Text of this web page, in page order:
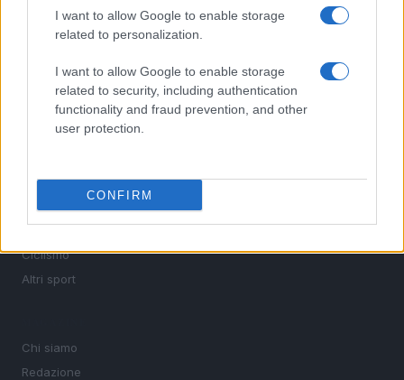
I want to allow Google to enable storage
related to personalization.
I want to allow Google to enable storage
related to security, including authentication
functionality and fraud prevention, and other
user protection.
CONFIRM
MotoGP e Olimpiadi. Le ultime news dalle competizioni
nazionali e internazionali, gli highlight delle partite, le
interviste ai protagonisti e i risultati in tempo reale di tutte
le discipline che fanno emozionare gli appassionati di
SEZIONI
Tennis
Basket
Ciclismo
Altri sport
Chi siamo
Redazione